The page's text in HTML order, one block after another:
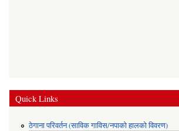
Quick Links
ठेगाना परिवर्तन (साविक गाविस/नपाको हालको विवरण)